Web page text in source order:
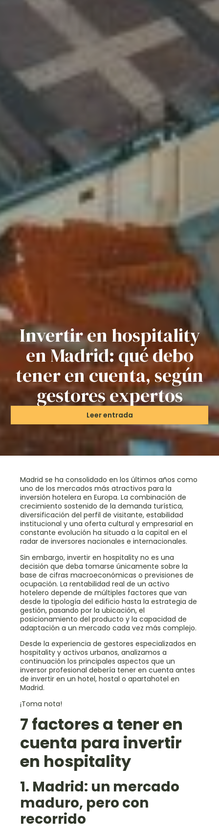
Invertir en hospitality
en Madrid: qué debo
tener en cuenta, según
gestores expertos
Leer entrada
Madrid se ha consolidado en los últimos años como
uno de los mercados más atractivos para la
inversión hotelera en Europa. La combinación de
crecimiento sostenido de la demanda turística,
diversificación del perfil de visitante, estabilidad
institucional y una oferta cultural y empresarial en
constante evolución ha situado a la capital en el
radar de inversores nacionales e internacionales.
Sin embargo, invertir en hospitality no es una
decisión que deba tomarse únicamente sobre la
base de cifras macroeconómicas o previsiones de
ocupación. La rentabilidad real de un activo
hotelero depende de múltiples factores que van
desde la tipología del edificio hasta la estrategia de
gestión, pasando por la ubicación, el
posicionamiento del producto y la capacidad de
adaptación a un mercado cada vez más complejo.
Desde la experiencia de gestores especializados en
hospitality y activos urbanos, analizamos a
continuación los principales aspectos que un
inversor profesional debería tener en cuenta antes
de invertir en un hotel, hostal o apartahotel en
Madrid.
¡Toma nota!
7 factores a tener en
cuenta para invertir
en hospitality
1. Madrid: un mercado
maduro, pero con
recorrido